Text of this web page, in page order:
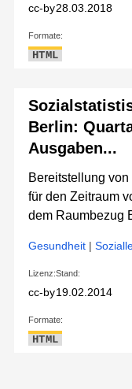
cc-by28.03.2018
Formate:
HTML
Berlin:
Ausgaben...
Bereitstellung
für den Zeitraum
dem Raumbezug
Gesundheit |
Lizenz:
cc-by
Stand:
19.02.2014
Formate:
HTML